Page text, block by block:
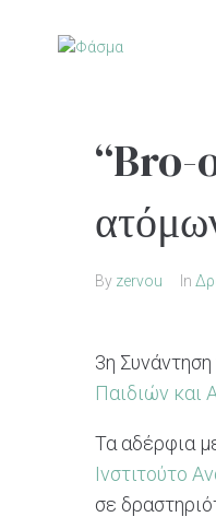
“Bro-
By zervou In
3η
Παιδιών και
Τα αδέρφια
Ινστιτούτο
σε